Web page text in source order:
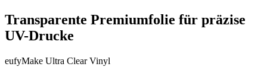
Transparente Premiumfolie für präzise
UV-Drucke
eufyMake Ultra Clear Vinyl